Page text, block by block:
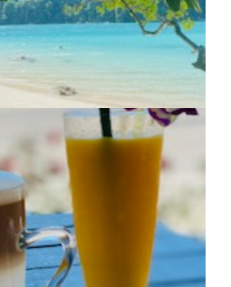
2025/04/Thaimaa-